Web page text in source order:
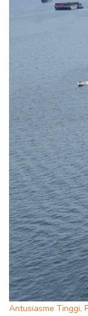
Antusiasme Tinggi,